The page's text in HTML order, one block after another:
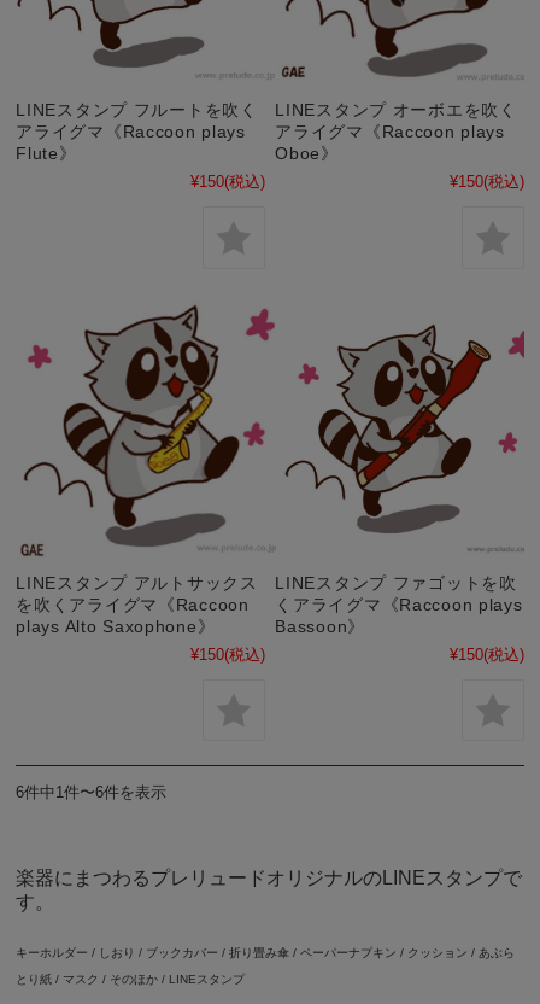
LINEスタンプ フルートを吹く
アライグマ《Raccoon plays
Flute》
¥150(税込)
LINEスタンプ オーボエを吹く
アライグマ《Raccoon plays
Oboe》
¥150(税込)
LINEスタンプ アルトサックス
を吹くアライグマ《Raccoon
plays Alto Saxophone》
¥150(税込)
LINEスタンプ ファゴットを吹
くアライグマ《Raccoon plays
Bassoon》
¥150(税込)
6件中1件〜6件を表示
楽器にまつわるプレリュードオリジナルのLINEスタンプで
す。
キーホルダー / しおり / ブックカバー /折り畳み傘 /ペーパーナプキン / クッション /あぶら
とり紙 / マスク / そのほか / LINEスタンプ